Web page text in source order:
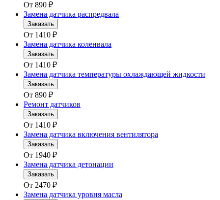
От 890 ₽
Замена датчика распредвала
Заказать
От 1410 ₽
Замена датчика коленвала
Заказать
От 1410 ₽
Замена датчика температуры охлаждающей жидкости
Заказать
От 890 ₽
Ремонт датчиков
Заказать
От 1410 ₽
Замена датчика включения вентилятора
Заказать
От 1940 ₽
Замена датчика детонации
Заказать
От 2470 ₽
Замена датчика уровня масла